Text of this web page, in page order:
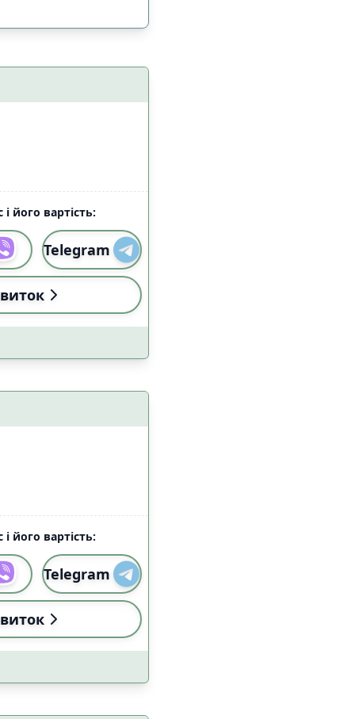
(18:00-22:59) 2
(18:00-22:59) 3
3
8
його вартість:
Telegram
його вартість:
Telegram